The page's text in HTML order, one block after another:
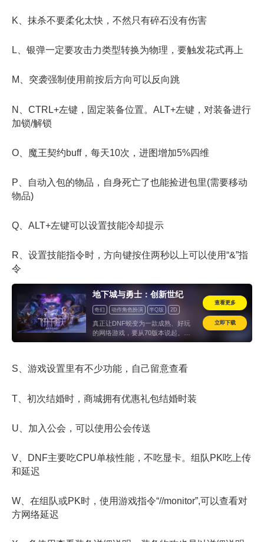
K、抹杀不要柔化太快，不然只有碎石没有伤害
L、银弹一定要攻击力类型转换为物理，要触发花式再上
M、突袭强制使用前按后方向可以反向跳
N、CTRL+左键，固定装备位置。ALT+左键，对装备进行
加锁/解锁
O、魔王契约buff，每天10次，进图增加5%四维
P、自动入包的物品，自身死亡了也能捡进包里(需要移动
物品)
Q、ALT+左键可以设置技能冷却提示
R、设置技能指令时，方向键按住两秒以上可以使用“&”指
令
地下城与勇士：创新世纪
奇幻 动作角色扮演 半Q版
2D
即时
副本 动作
横版
道具收费
怀旧
真正让DNF蜕变为一款成熟、好玩
的网络游戏，要从70版本说起。甚
至可以说，正是这一版本，将DNF
奠定了此后十年游戏的核心玩法框
查看更多
立即下载
S、游戏设置里有不少功能，自己留意查看
T、初次结婚时，商城拥有优惠礼包结婚时装
U、加入公会，可以使用公会传送
V、DNF主要吃CPU单核性能，不吃显卡。组队PK吃上传
和延迟
W、在组队或PK时，使用游戏指令“//monitor”,可以查看对
方网络延迟